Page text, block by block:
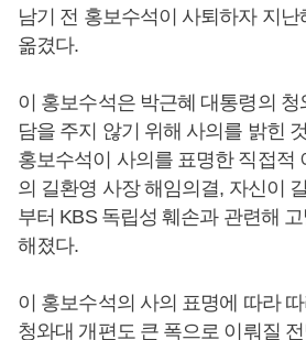
남기 전 홍보수석이 사퇴하자 지
옮겼다.
이 홍보수석은 박근혜 대통령의
담을 주지 않기 위해 사의를 밝힌
홍보수석이 사의를 표명한 직접적
의 길환영 사장 해임의결, 자신이
부터 KBS 독립성 훼손과 관련해
해졌다.
이 홍보수석의 사의 표명에 따라
청와대 개편도 큰 폭으로 이뤄질